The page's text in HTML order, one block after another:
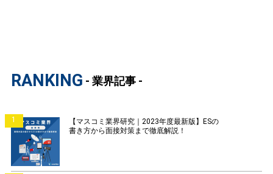
RANKING - 業界記事 -
1
【マスコミ業界研究｜2023年度最新版】ESの
書き方から面接対策まで徹底解説！